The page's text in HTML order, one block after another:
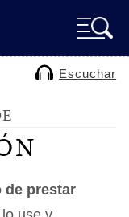
Escuchar
de prestar